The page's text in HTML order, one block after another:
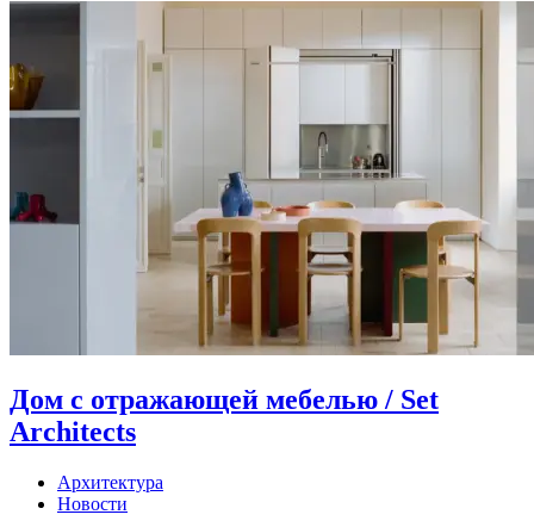
Дом с отражающей мебелью / Set
Architects
Архитектура
Новости